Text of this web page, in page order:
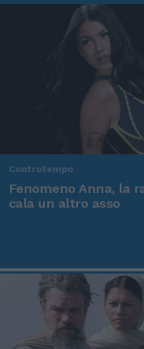
Controtempo
Fenomeno Anna, la
cala un altro asso